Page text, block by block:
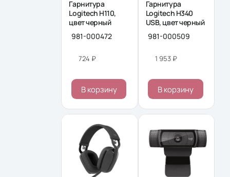
Гарнитура
Logitech H110,
цвет черный
981-000472
724 ₽
В корзину
Гарнитура
Logitech H340
USB, цвет черный
981-000509
1 953 ₽
В корзину